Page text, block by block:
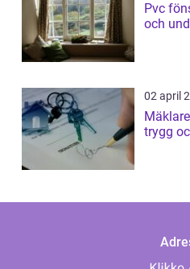
Pvc fönster
och
02 april
Mäklare i
trygg